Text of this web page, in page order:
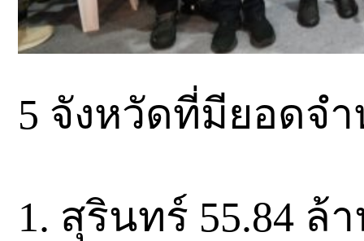
5 จังหวัดที่มียอดจ
1. สุรินทร์ 55.84 ล้